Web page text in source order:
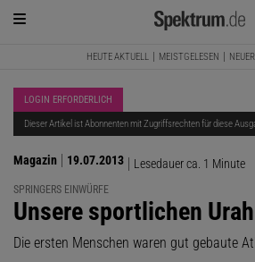
HEUTE AKTUELL MEISTGELESEN
LOGIN ERFORDERLICH
Dieser Artikel ist Abonnenten mit Zugriffsrechten für diese
Magazin 19.07.2013 Lesedauer ca. 1 Minute
SPRINGERS EINWÜRFE
:
Unsere sportlichen
Die ersten Menschen waren gut gebaute